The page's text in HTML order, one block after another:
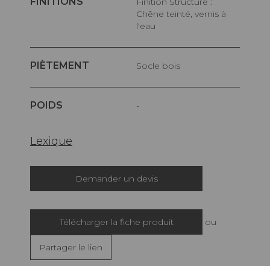
Chêne teinté, vernis à
l'eau
PIÈTEMENT Socle bois
POIDS -
Lexique
Demander un devis
Télécharger la fiche produit ou
Partager le lien